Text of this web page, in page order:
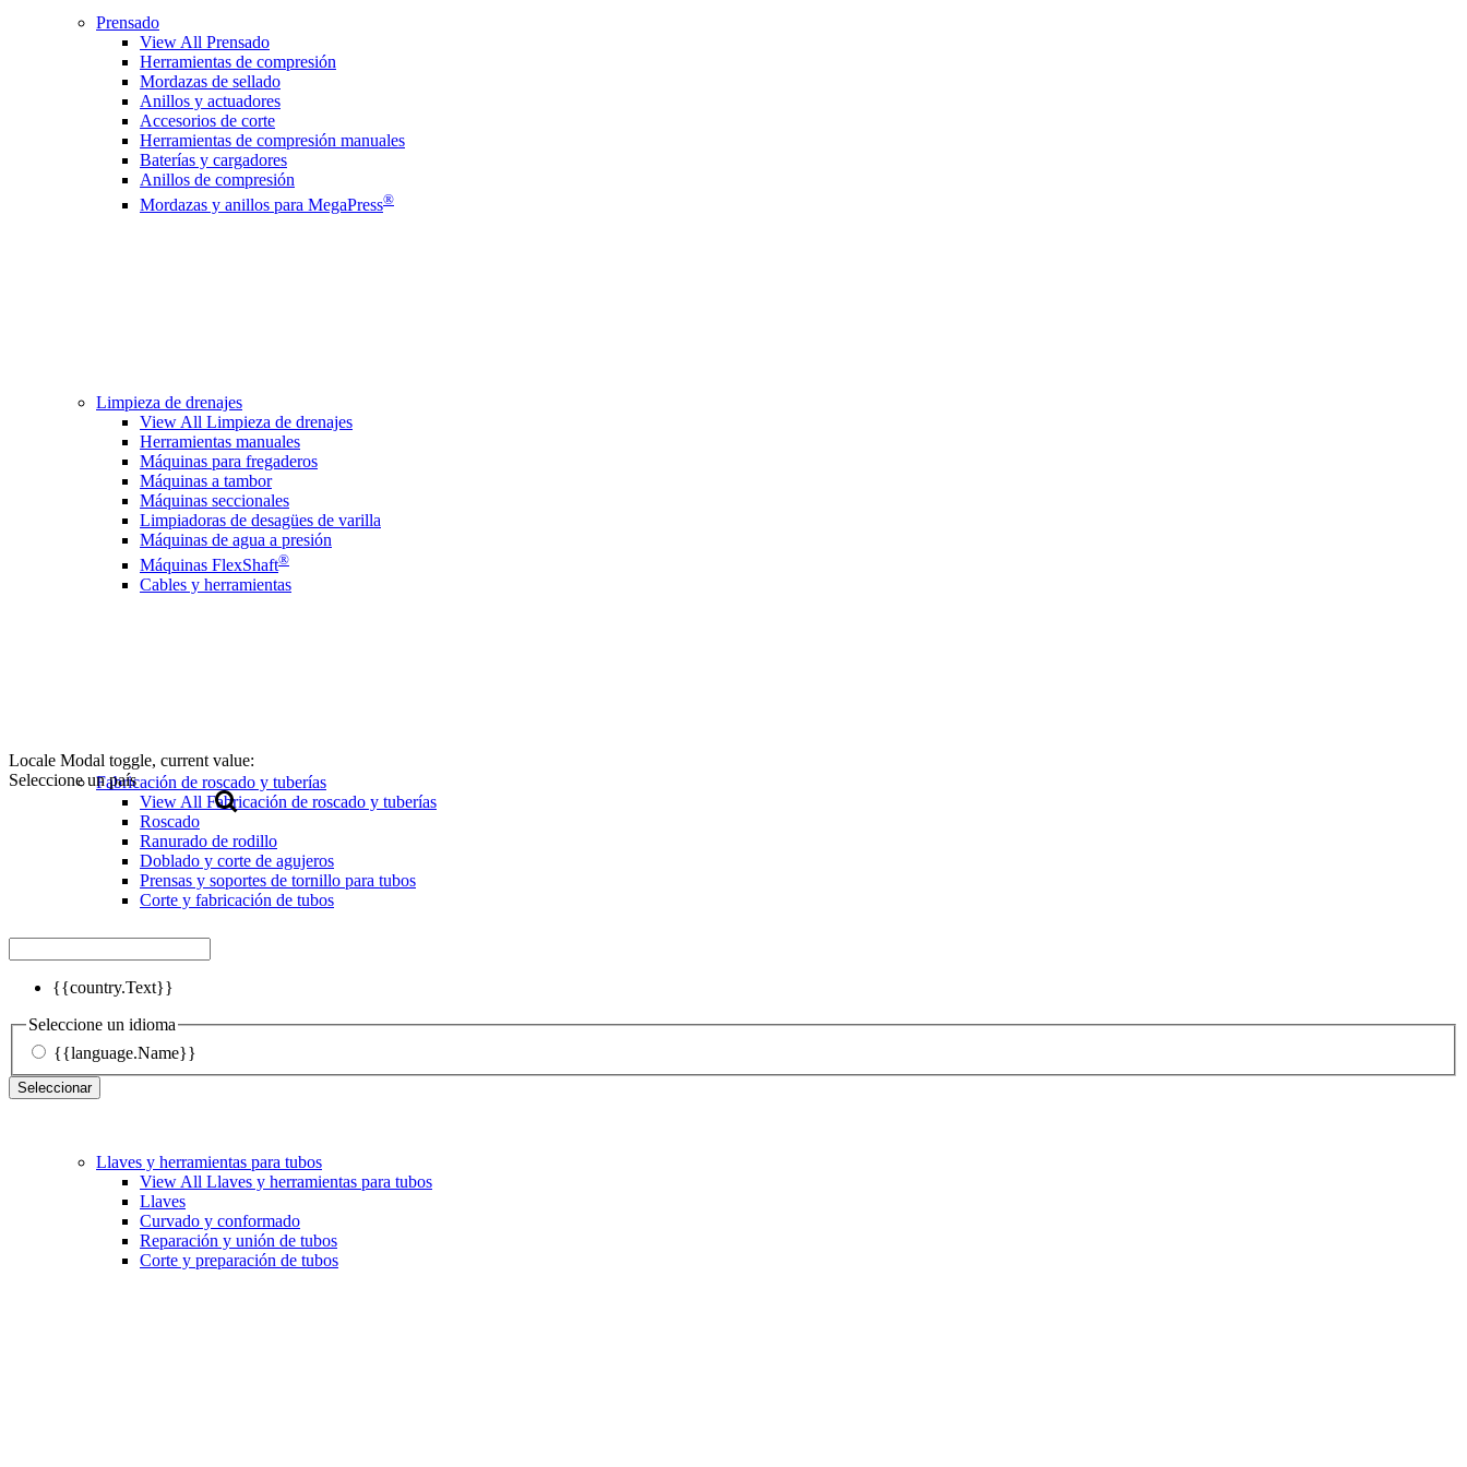
Locale Modal toggle, current value:
Seleccione un país
{{country.Text}}
Seleccione un idioma
{{language.Name}}
Seleccionar
Prensado
View All Prensado
Herramientas de compresión
Mordazas de sellado
Anillos y actuadores
Accesorios de corte
Herramientas de compresión manuales
Baterías y cargadores
Anillos de compresión
Mordazas y anillos para MegaPress®
Limpieza de drenajes
View All Limpieza de drenajes
Herramientas manuales
Máquinas para fregaderos
Máquinas a tambor
Máquinas seccionales
Limpiadoras de desagües de varilla
Máquinas de agua a presión
Máquinas FlexShaft®
Cables y herramientas
Fabricación de roscado y tuberías
View All Fabricación de roscado y tuberías
Roscado
Ranurado de rodillo
Doblado y corte de agujeros
Prensas y soportes de tornillo para tubos
Corte y fabricación de tubos
Llaves y herramientas para tubos
View All Llaves y herramientas para tubos
Llaves
Curvado y conformado
Reparación y unión de tubos
Corte y preparación de tubos